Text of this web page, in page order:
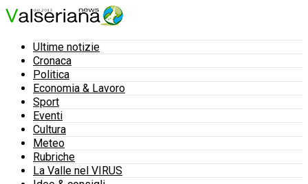
Ultime notizie
Cronaca
Politica
Economia & Lavoro
Sport
Eventi
Cultura
Meteo
Rubriche
La Valle nel VIRUS